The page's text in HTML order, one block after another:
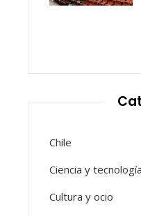
Chile
Ciencia y tecnología
Cultura y ocio